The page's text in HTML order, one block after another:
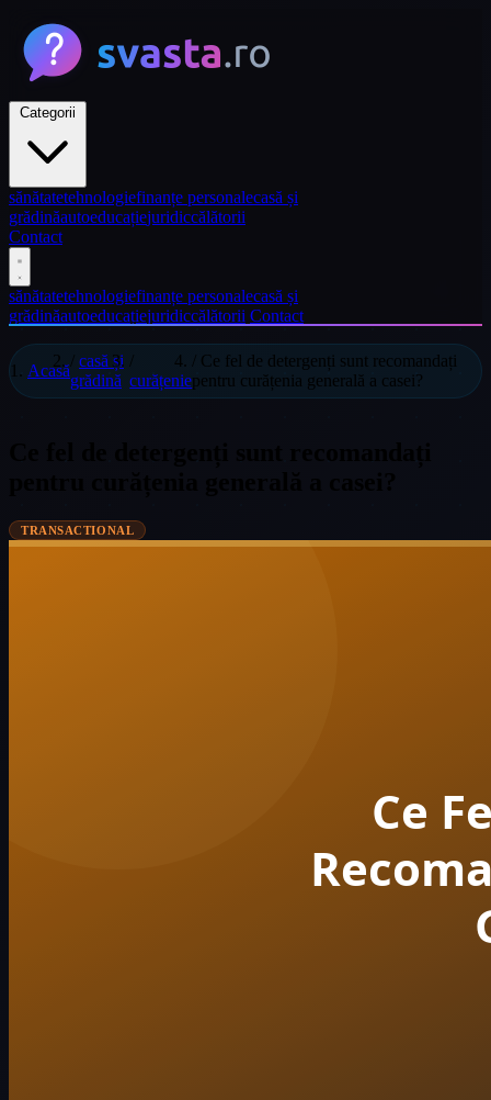
sănătatetehnologiefinanțe personalecasă și
grădinăautoeducațiejuridiccălătorii
Contact
sănătatetehnologiefinanțe personalecasă și
grădinăautoeducațiejuridiccălătorii Contact
Acasă
casă și
grădină curățenie
/ Ce fel de detergenți sunt recomandați
pentru curățenia generală a casei?
TRANSACTIONAL